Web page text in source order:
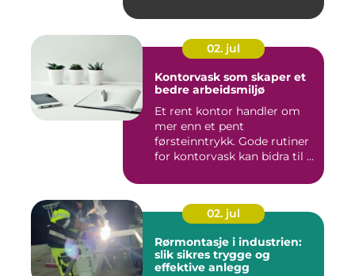
02. jul
Kontorvask som skaper et
bedre arbeidsmiljø
Et rent kontor handler om
mer enn et pent
førsteinntrykk. Gode rutiner
for kontorvask kan bidra til ...
02. jul
Rørmontasje i industrien:
slik sikres trygge og
effektive anlegg